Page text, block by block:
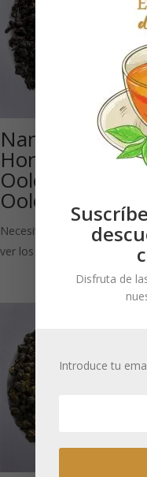
Nantou Ming
Hong Shui
Oolong: Té
Oolong
Necesitas estar registrado
ver los precios
Disfruta de
Introduce tu